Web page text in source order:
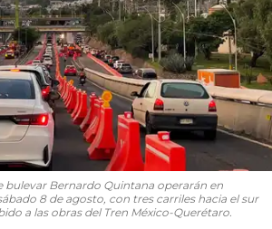
bulevar Bernardo Quintana operarán en
8 de agosto, con tres carriles hacia el sur
a las obras del Tren México-Querétaro.